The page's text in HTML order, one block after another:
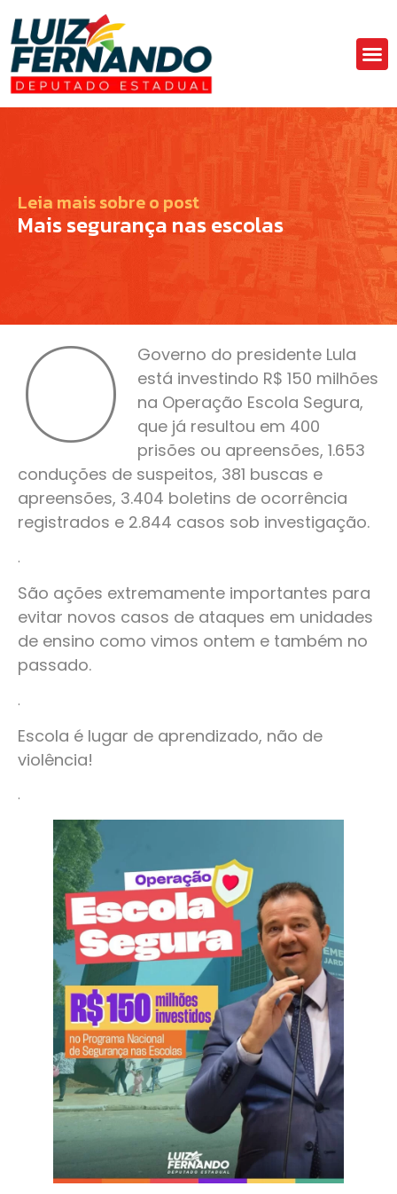
Leia mais sobre o post
Mais segurança nas escolas
O
Governo do presidente Lula
está investindo R$ 150 milhões
na Operação Escola Segura,
que já resultou em 400
prisões ou apreensões, 1.653
conduções de suspeitos, 381 buscas e
apreensões, 3.404 boletins de ocorrência
registrados e 2.844 casos sob investigação.
.
São ações extremamente importantes para
evitar novos casos de ataques em unidades
de ensino como vimos ontem e também no
passado.
.
Escola é lugar de aprendizado, não de
violência!
.